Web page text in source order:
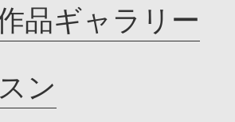
品ギャラリー
ン